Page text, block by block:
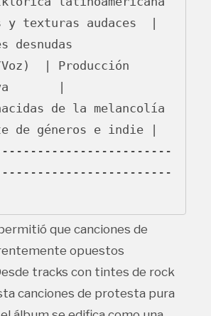
y texturas audaces  |
desnudas
| Producción
|
de la melancolía
de géneros e indie |
que canciones de
opuestos
tracks con tintes de rock
canciones de protesta pura